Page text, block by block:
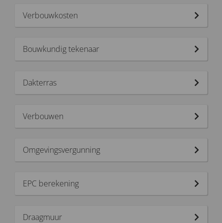
Verbouwkosten
Bouwkundig tekenaar
Dakterras
Verbouwen
Omgevingsvergunning
EPC berekening
Draagmuur